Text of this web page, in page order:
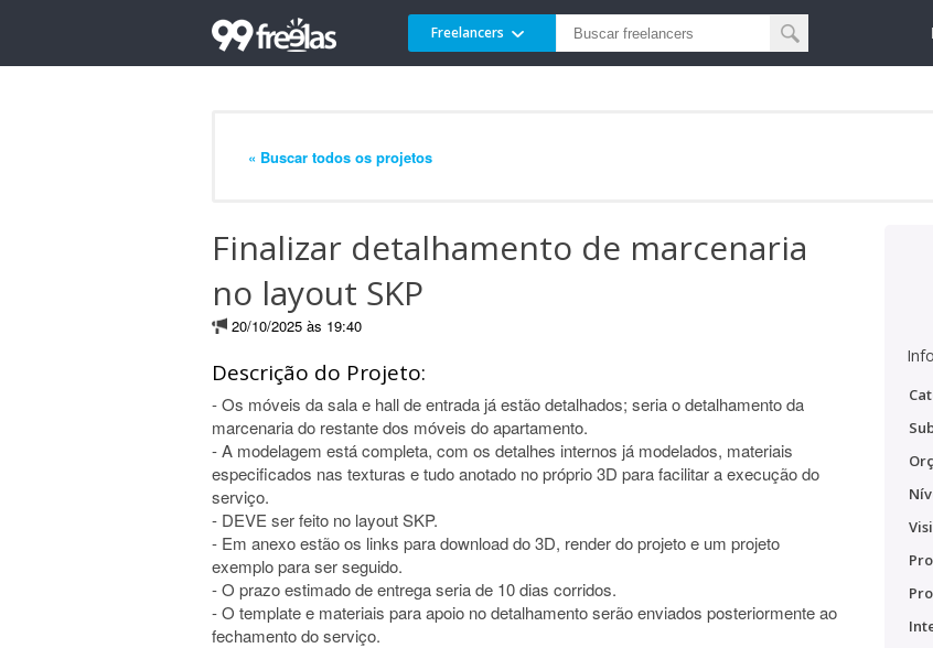
Freelancers
« Buscar todos os projetos
Finalizar detalhamento de marcenaria
no layout SKP
20/10/2025 às 19:40
Descrição do Projeto:
- Os móveis da sala e hall de entrada já estão detalhados; seria o detalhamento da
marcenaria do restante dos móveis do apartamento.
- A modelagem está completa, com os detalhes internos já modelados, materiais
especificados nas texturas e tudo anotado no próprio 3D para facilitar a execução do
serviço.
- DEVE ser feito no layout SKP.
- Em anexo estão os links para download do 3D, render do projeto e um projeto
exemplo para ser seguido.
- O prazo estimado de entrega seria de 10 dias corridos.
- O template e materiais para apoio no detalhamento serão enviados posteriormente ao
fechamento do serviço.